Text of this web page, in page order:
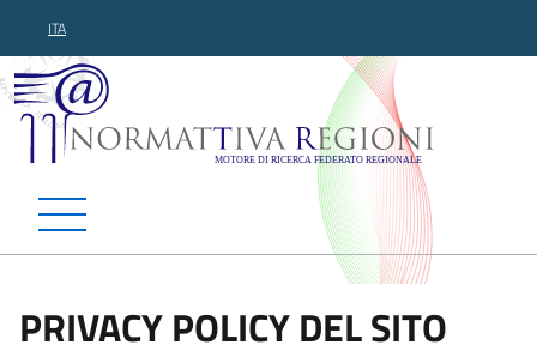
ITA
Normattiva Regioni -
PRIVACY POLICY DEL SITO